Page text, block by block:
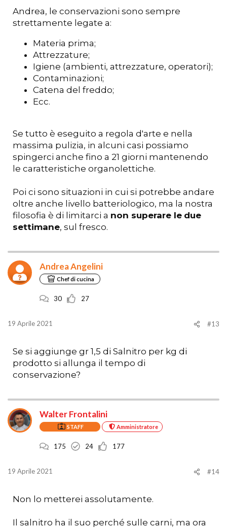
Andrea, le conservazioni sono sempre
strettamente legate a:
Materia prima;
Attrezzature;
Igiene (ambienti, attrezzature, operatori);
Contaminazioni;
Catena del freddo;
Ecc.
Se tutto è eseguito a regola d'arte e nella
massima pulizia, in alcuni casi possiamo
spingerci anche fino a 21 giorni mantenendo
le caratteristiche organolettiche.
Poi ci sono situazioni in cui si potrebbe andare
oltre anche livello batteriologico, ma la nostra
filosofia è di limitarci a non superare le due
settimane, sul fresco.
Andrea Angelini
Chef di cucina
30 27
19 Aprile 2021 #13
Se si aggiunge gr 1,5 di Salnitro per kg di
prodotto si allunga il tempo di
conservazione?
Walter Frontalini
STAFF Amministratore
175 24 177
19 Aprile 2021 #14
Non lo metterei assolutamente.
Il salnitro ha il suo perché sulle carni, ma ora